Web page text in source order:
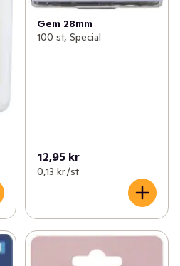
Gem 28mm
100 st, Special
12,95 kr
0,13 kr /st